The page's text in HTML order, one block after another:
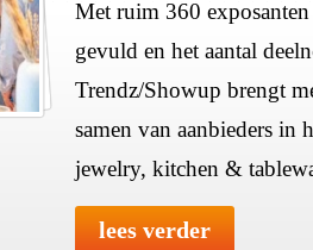
Met ruim 360
gevuld en het aantal
Trendz/Showup brengt
samen van aanbieders in
jewelry, kitchen &
lees verder